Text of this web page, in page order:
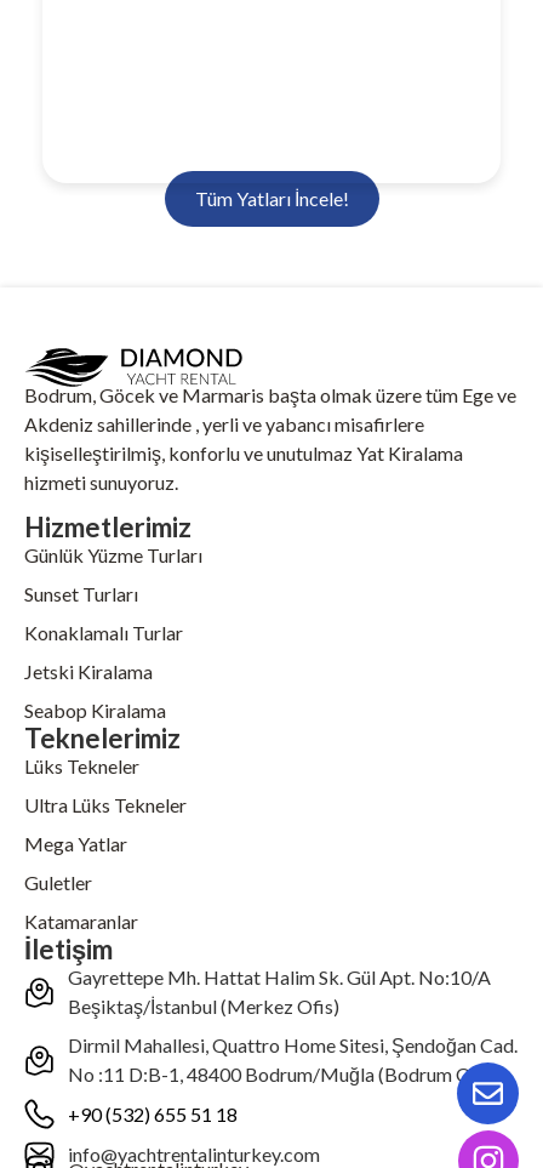
Tüm Yatları İncele!
Bodrum, Göcek ve Marmaris başta olmak üzere tüm Ege ve
Akdeniz sahillerinde , yerli ve yabancı misafirlere
kişiselleştirilmiş, konforlu ve unutulmaz Yat Kiralama
hizmeti sunuyoruz.
Hizmetlerimiz
Günlük Yüzme Turları
Sunset Turları
Konaklamalı Turlar
Jetski Kiralama
Seabop Kiralama
Teknelerimiz
Lüks Tekneler
Ultra Lüks Tekneler
Mega Yatlar
Guletler
Katamaranlar
İletişim
Gayrettepe Mh. Hattat Halim Sk. Gül Apt. No:10/A
Beşiktaş/İstanbul (Merkez Ofis)
Dirmil Mahallesi, Quattro Home Sitesi, Şendoğan Cad.
No :11 D:B-1, 48400 Bodrum/Muğla (Bodrum Ofis)
+90 (532) 655 51 18
info@yachtrentalinturkey.com